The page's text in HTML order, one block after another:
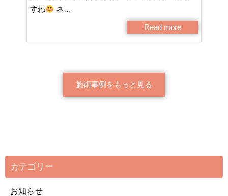
すね
ネ…
Read more
施術事例をもっと見る
カテゴリー
お知らせ